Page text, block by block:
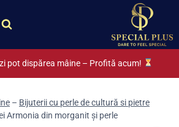
pot dispărea mâine – Profită acum!
– Bijuterii cu perle de cultură si pietre
Armonia din morganit și perle